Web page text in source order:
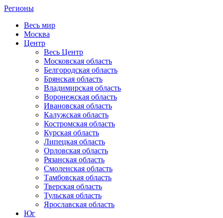
Регионы
Весь мир
Москва
Центр
Весь Центр
Московская область
Белгородская область
Брянская область
Владимирская область
Воронежская область
Ивановская область
Калужская область
Костромская область
Курская область
Липецкая область
Орловская область
Рязанская область
Смоленская область
Тамбовская область
Тверская область
Тульская область
Ярославская область
Юг